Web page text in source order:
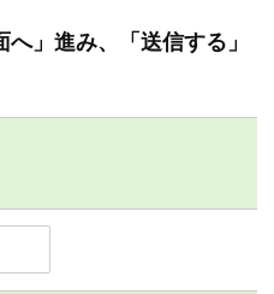
」進み、「送信する」